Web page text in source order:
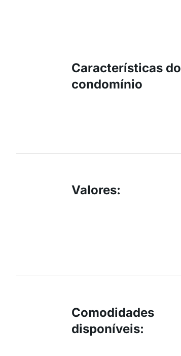
Características do
condomínio
Valores:
Comodidades
disponíveis: